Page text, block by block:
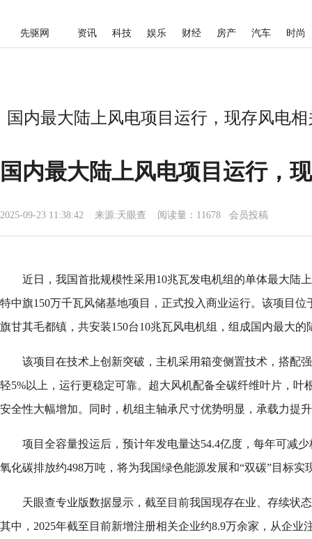
先驱网 资讯 科技 娱乐 财经 房产 汽车 时尚
国内最大陆上风电项目运行，现存风电
国内最大陆上风电项目运行，
2025-09-23 11:38:42 来源:天眼查 阅读量：11678 会员投稿
近日，我国首批规模性采用10兆瓦发电机组的单体最大
特中旗150万千瓦风储基地项目，正式投入商业运行。该项目
旗甘其毛都镇，共安装150台10兆瓦风电机组，组成国内最大的
该项目在技术上创新突破，主机采用箱变侧置技术，搭配
轻5%以上，运行更稳定可靠。超大风机配备全碳纤维叶片，叶
安全性大幅增加。同时，机组主轴承尺寸优势明显，承载力提
项目全容量投运后，预计年发电量达54.4亿度，每年可减
氧化碳排放约498万吨，将为我国绿色能源发展和“双碳”目标实
天眼查专业版数据显示，截至目前我国现存在业、存续状
其中，2025年截至目前新增注册相关企业约8.9万余家，从企业